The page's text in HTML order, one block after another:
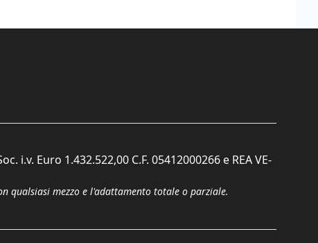
i.v. Euro 1.432.522,00 C.F. 05412000266 e REA VE-
qualsiasi mezzo e l'adattamento totale o parziale.